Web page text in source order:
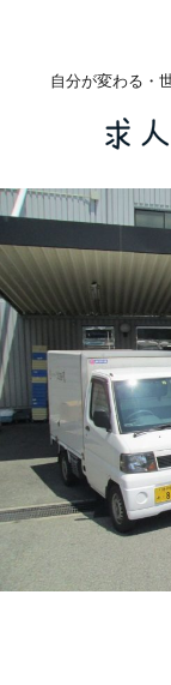
自分が変わる・